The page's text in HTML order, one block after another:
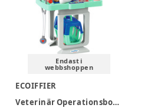
Endast i
webbshoppen
ECOIFFIER
Veterinär Operationsbord med 15 delar